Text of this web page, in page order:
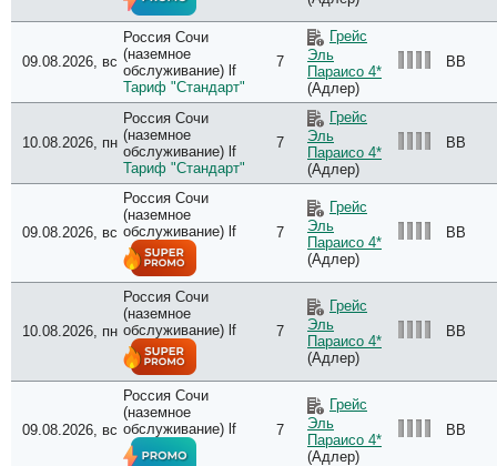
09.08.2026, вс
Россия Сочи
(наземное
обслуживание) lf
Тариф "Стандарт"
7
Грейс
Эль
Параисо 4*
(Адлер)
BB
10.08.2026, пн
Россия Сочи
(наземное
обслуживание) lf
Тариф "Стандарт"
7
Грейс
Эль
Параисо 4*
(Адлер)
BB
09.08.2026, вс
Россия Сочи
(наземное
обслуживание) lf
7
Грейс
Эль
Параисо 4*
(Адлер)
BB
10.08.2026, пн
Россия Сочи
(наземное
обслуживание) lf
7
Грейс
Эль
Параисо 4*
(Адлер)
BB
09.08.2026, вс
Россия Сочи
(наземное
обслуживание) lf
7
Грейс
Эль
Параисо 4*
(Адлер)
BB